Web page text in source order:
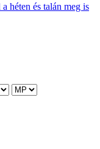
héten és talán meg is